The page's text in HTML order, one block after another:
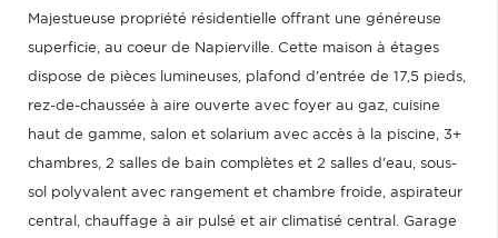
Majestueuse propriété résidentielle offrant une généreuse
superficie, au coeur de Napierville. Cette maison à étages
dispose de pièces lumineuses, plafond d'entrée de 17,5 pieds,
rez-de-chaussée à aire ouverte avec foyer au gaz, cuisine
haut de gamme, salon et solarium avec accès à la piscine, 3+
chambres, 2 salles de bain complètes et 2 salles d'eau, sous-
sol polyvalent avec rangement et chambre froide, aspirateur
central, chauffage à air pulsé et air climatisé central. Garage